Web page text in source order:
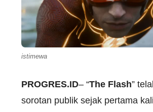
istimewa
PROGRES.ID– “The Flash”
sorotan publik sejak pertama